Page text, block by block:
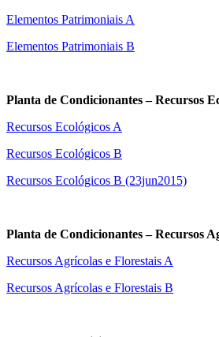
Elementos Patrimoniais A
Elementos Patrimoniais B
Planta de Condicionantes – Recursos
Recursos Ecológicos A
Recursos Ecológicos B
Recursos Ecológicos B (23jun2015)
Planta de Condicionantes – Recursos
Recursos Agrícolas e Florestais A
Recursos Agrícolas e Florestais B